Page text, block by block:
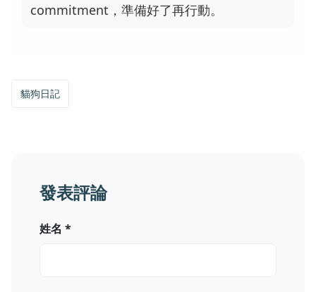
commitment，準備好了再行動。
貓狗日記
發表評論
姓名 *